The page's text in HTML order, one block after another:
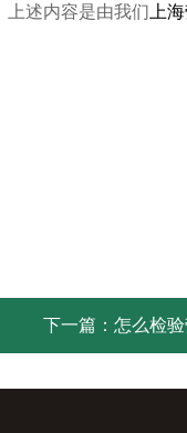
上述内容是由我们 上
下一篇： 怎么检